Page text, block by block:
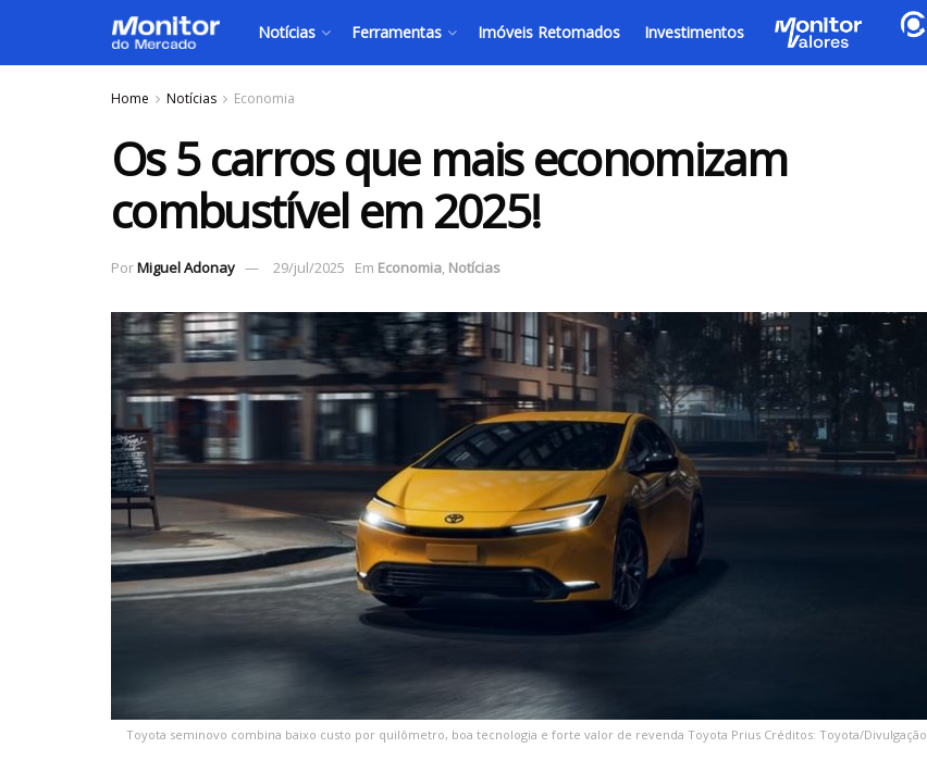
Notícias Ferramentas Imóveis Retomados Investimentos
Home Notícias Economia
Os 5 carros que mais economizam
combustível em 2025!
PorMiguel Adonay 29/jul/2025 Em Economia, Notícias
Toyota seminovo combina baixo custo por quilômetro, boa tecnologia e forte valor de revenda Toyota Prius Créditos: Toyota/Divulgação